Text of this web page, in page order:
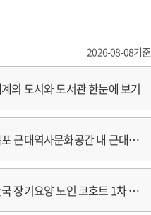
2026-08-08기준
의 도시와 도서관 한눈에 보기
근대역사문화공간 내 근대건
화보고서
장기요양 노인 코호트 1차 추